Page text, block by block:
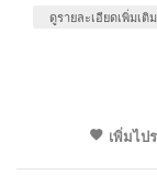
ดูรายละเอียดเพิ่มเติม
เพิ่มไป